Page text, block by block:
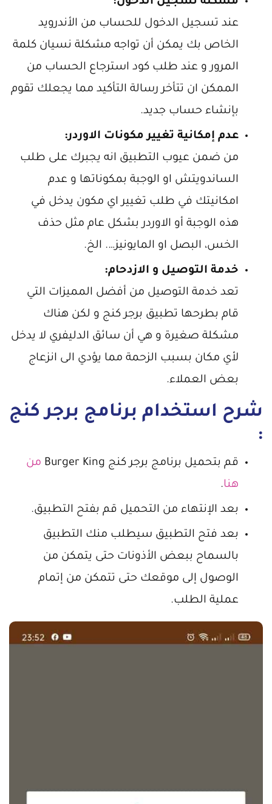
عند تسجيل الدخول للحساب من الأندرويد
الخاص بك يمكن أن تواجه مشكلة نسيان كلمة
المرور و عند طلب كود استرجاع الحساب من
الممكن ان تتأخر رسالة التأكيد مما يجعلك تقوم
بإنشاء حساب جديد.
عدم إمكانية تغيير مكونات الاوردر:
من ضمن عيوب التطبيق انه يجبرك على طلب
الساندويتش او الوجبة بمكوناتها و عدم
امكانيتك في طلب تغيير اي مكون يدخل في
هذه الوجبة أو الاوردر بشكل عام مثل حذف
الخس، البصل او المايونيز…. الخ.
خدمة التوصيل و الازدحام:
تعد خدمة التوصيل من أفضل المميزات التي
قام بطرحها تطبيق برجر كنج و لكن هناك
مشكلة صغيرة و هي أن سائق الدليفري لا يدخل
لأي مكان بسبب الزحمة مما يؤدي الى انزعاج
بعض العملاء.
شرح استخدام برنامج برجر كنج
:
قم بتحميل برنامج برجر كنج Burger King
من
هنا.
بعد الإنتهاء من التحميل قم بفتح التطبيق.
بعد فتح التطبيق سيطلب منك التطبيق
بالسماح ببعض الأذونات حتى يتمكن من
الوصول إلى موقعك حتى تتمكن من إتمام
عملية الطلب.